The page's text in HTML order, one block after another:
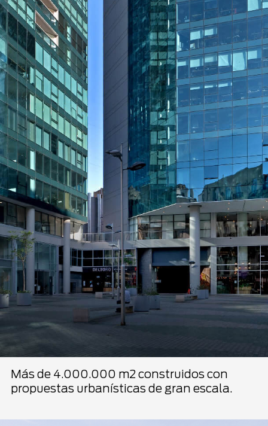
Más de 4.000.000 m2 construidos con
propuestas urbanísticas de gran escala.